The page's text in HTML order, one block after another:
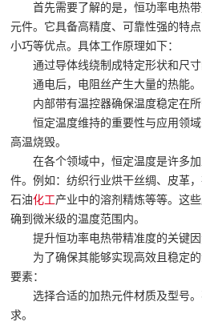
首先需要了解的是，恒功率电热
元件。它具备高精度、可靠性强的特
小巧等优点。具体工作原理如下：
通过导体线绕制成特定形状和尺
通电后，电阻丝产生大量的热能。
内部带有温控器确保温度稳定在所
恒定温度维持的重要性与应用领
高温烧毁。
在各个领域中，恒定温度是许多
件。例如：纺织行业烘干丝绸、皮革
石油化工产业中的溶剂精炼等等。这
确到微米级的温度范围内。
提升恒功率电热带精准度的关键
为了确保其能够实现高效且稳定
要素：
选择合适的加热元件材质及型号
求。